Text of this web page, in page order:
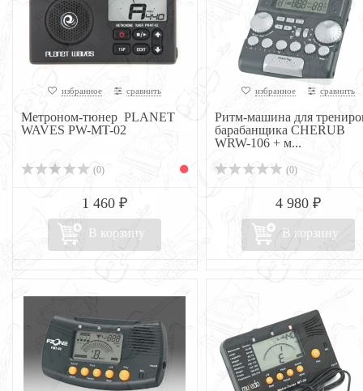
избранное сравнить
Метроном-тюнер PLANET
WAVES PW-MT-02
(0)
1 460 ₽
В корзину
избранное сравнить
Ритм-машина для
барабанщика CHERUB
WRW-106 + м...
(0)
4 980 ₽
В корзину